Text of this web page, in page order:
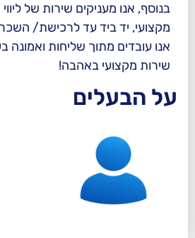
שירות של ליווי מלא הכולל ייעוץ
עד לרכישת/ השכרת בית חלומותיכם.
שליחות ואמונה בעיר החדשה!
באהבה!